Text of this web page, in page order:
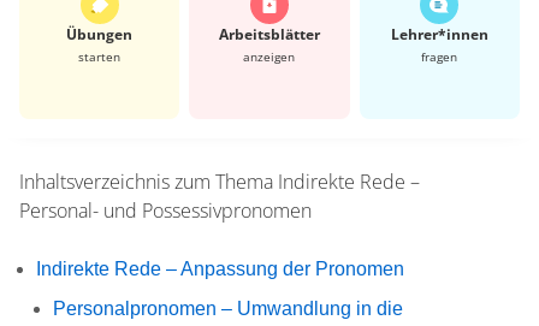
Übungen
starten
Arbeits­blätter
anzeigen
Lehrer*​innen
fragen
Inhaltsverzeichnis zum Thema Indirekte Rede –
Personal- und Possessivpronomen
Indirekte Rede – Anpassung der Pronomen
Personalpronomen – Umwandlung in die